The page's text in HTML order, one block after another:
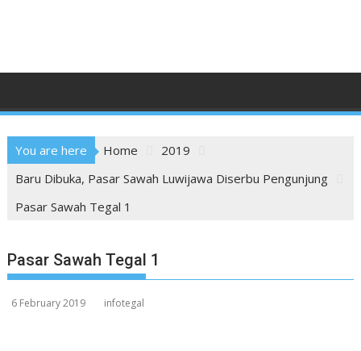
You are here Home
2019
Baru Dibuka, Pasar Sawah Luwijawa Diserbu Pengunjung
Pasar Sawah Tegal 1
Pasar Sawah Tegal 1
6 February 2019 infotegal